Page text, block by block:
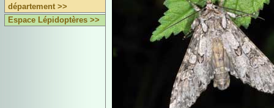
département >>
Espace Lépidoptères >>